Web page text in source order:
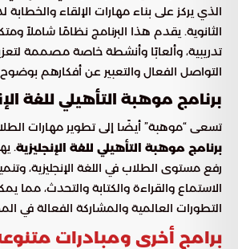
الذي يركز على بناء مهارات الإلقاء
الثانوية. يقدم هذا البرنامج نظامًا شاملاً
تدريبية، وألعابًا وأنشطة خاصة مصممة
التواصل الفعال والتعبير عن أفكارهم
برنامج موهبة التأهيلي للغة
تسعى “موهبة” أيضًا إلى تطوير مهارات
برنامج موهبة التأهيلي للغة الإنجليزية.
رفع مستوى الطلاب في اللغة الإنجليزية،
الاستماع والقراءة والكتابة والتحدث، مما
التطورات العالمية والمشاركة الفعالة في
برامج أخرى ومبادرات